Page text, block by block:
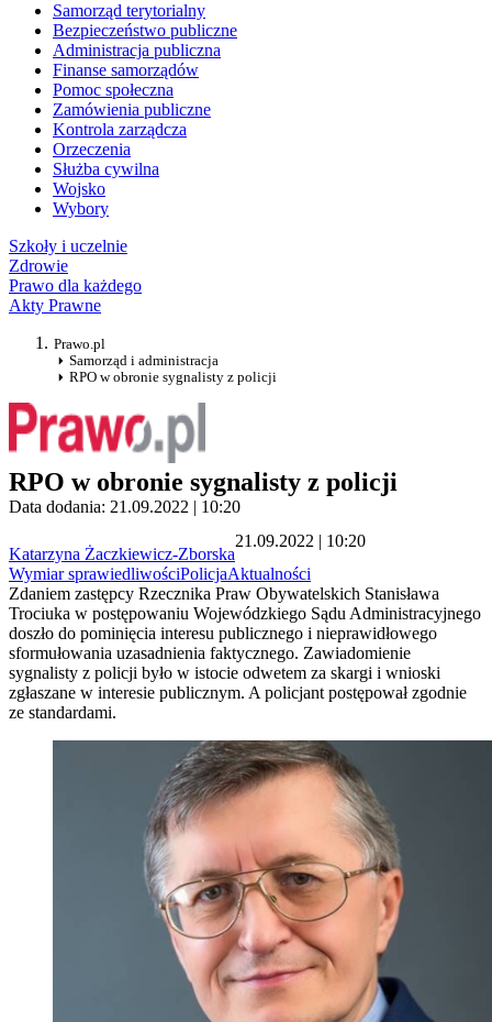
Samorząd terytorialny
Bezpieczeństwo publiczne
Administracja publiczna
Finanse samorządów
Pomoc społeczna
Zamówienia publiczne
Kontrola zarządcza
Orzeczenia
Służba cywilna
Wojsko
Wybory
Szkoły i uczelnie
Zdrowie
Prawo dla każdego
Akty Prawne
Prawo.pl
Samorząd i administracja
RPO w obronie sygnalisty z policji
RPO w obronie sygnalisty z policji
Data dodania: 21.09.2022 | 10:20
Katarzyna Żaczkiewicz-Zborska
21.09.2022 | 10:20
Wymiar sprawiedliwościPolicjaAktualności
Zdaniem zastępcy Rzecznika Praw Obywatelskich Stanisława
Trociuka w postępowaniu Wojewódzkiego Sądu Administracyjnego
doszło do pominięcia interesu publicznego i nieprawidłowego
sformułowania uzasadnienia faktycznego. Zawiadomienie
sygnalisty z policji było w istocie odwetem za skargi i wnioski
zgłaszane w interesie publicznym. A policjant postępował zgodnie
ze standardami.